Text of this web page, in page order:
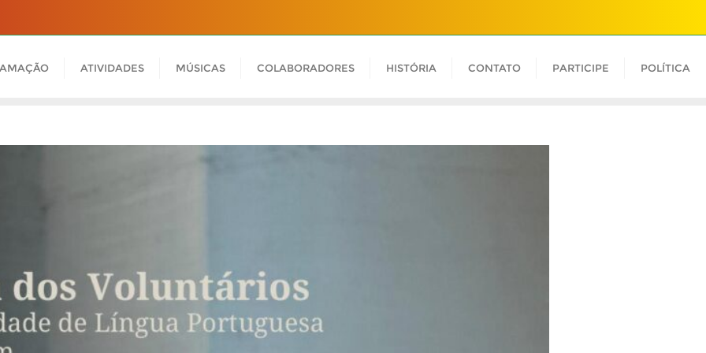
ATIVIDADES MÚSICAS COLABORADORES HISTÓRIA CONTATO PARTICIPE POLÍTICA